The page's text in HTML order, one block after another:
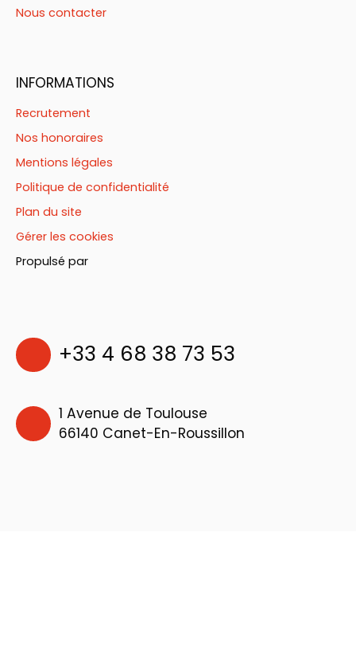
Nous contacter
INFORMATIONS
Recrutement
Nos honoraires
Mentions légales
Politique de confidentialité
Plan du site
Gérer les cookies
Propulsé par
+33 4 68 38 73 53
1 Avenue de Toulouse
66140 Canet-En-Roussillon